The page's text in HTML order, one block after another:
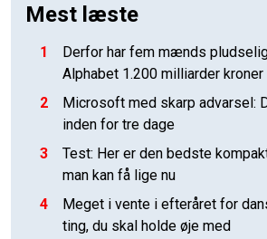
Mest læste
1
Derfor har fem mænds
Alphabet 1.200 milliarder
2
Microsoft med skarp advarsel:
inden for tre dage
3
Test: Her er den bedste
man kan få lige nu
4
Meget i vente i efteråret for
ting, du skal holde øje med